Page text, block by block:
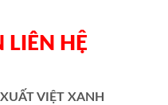
LIÊN HỆ
VIỆT XANH